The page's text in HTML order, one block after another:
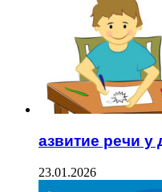
азвитие речи у
23.01.2026